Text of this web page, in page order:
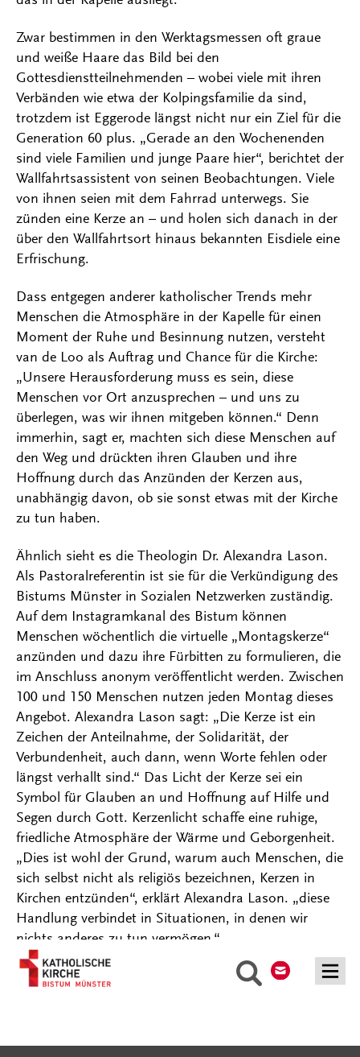
Suche
Zwar bestimmen in den Werktagsmessen oft graue
und weiße Haare das Bild bei den
Gottesdienstteilnehmenden – wobei viele mit ihren
Verbänden wie etwa der Kolpingsfamilie da sind,
trotzdem ist Eggerode längst nicht nur ein Ziel für die
Generation 60 plus. „Gerade an den Wochenenden
sind viele Familien und junge Paare hier“, berichtet der
Wallfahrtsassistent von seinen Beobachtungen. Viele
von ihnen seien mit dem Fahrrad unterwegs. Sie
zünden eine Kerze an – und holen sich danach in der
über den Wallfahrtsort hinaus bekannten Eisdiele eine
Erfrischung.
Dass entgegen anderer katholischer Trends mehr
Menschen die Atmosphäre in der Kapelle für einen
Moment der Ruhe und Besinnung nutzen, versteht
van de Loo als Auftrag und Chance für die Kirche:
„Unsere Herausforderung muss es sein, diese
Menschen vor Ort anzusprechen – und uns zu
überlegen, was wir ihnen mitgeben können.“ Denn
immerhin, sagt er, machten sich diese Menschen auf
den Weg und drückten ihren Glauben und ihre
Hoffnung durch das Anzünden der Kerzen aus,
unabhängig davon, ob sie sonst etwas mit der Kirche
zu tun haben.
Ähnlich sieht es die Theologin Dr. Alexandra Lason.
Als Pastoralreferentin ist sie für die Verkündigung des
Bistums Münster in Sozialen Netzwerken zuständig.
Auf dem Instagramkanal des Bistum können
Menschen wöchentlich die virtuelle „Montagskerze“
anzünden und dazu ihre Fürbitten zu formulieren, die
im Anschluss anonym veröffentlicht werden. Zwischen
100 und 150 Menschen nutzen jeden Montag dieses
Angebot. Alexandra Lason sagt: „Die Kerze ist ein
Zeichen der Anteilnahme, der Solidarität, der
Verbundenheit, auch dann, wenn Worte fehlen oder
längst verhallt sind.“ Das Licht der Kerze sei ein
Symbol für Glauben an und Hoffnung auf Hilfe und
Segen durch Gott. Kerzenlicht schaffe eine ruhige,
friedliche Atmosphäre der Wärme und Geborgenheit.
„Dies ist wohl der Grund, warum auch Menschen, die
sich selbst nicht als religiös bezeichnen, Kerzen in
Kirchen entzünden“, erklärt Alexandra Lason. „diese
Handlung verbindet in Situationen, in denen wir
nichts anderes zu tun vermögen.“